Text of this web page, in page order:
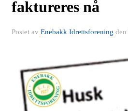
faktureres nå
Postet av Enebakk Idrettsforening den